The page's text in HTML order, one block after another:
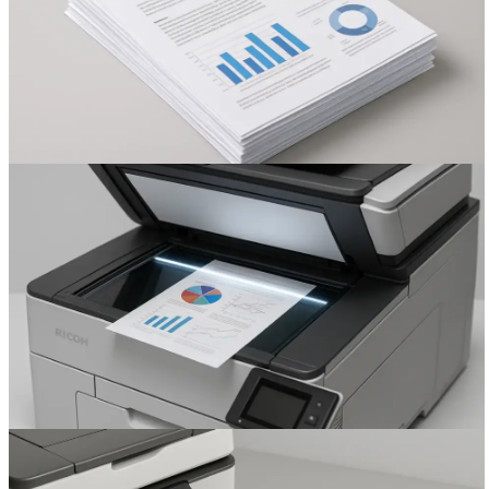
Вакансии
О компании
Написать директору
Портфолио
Контакты